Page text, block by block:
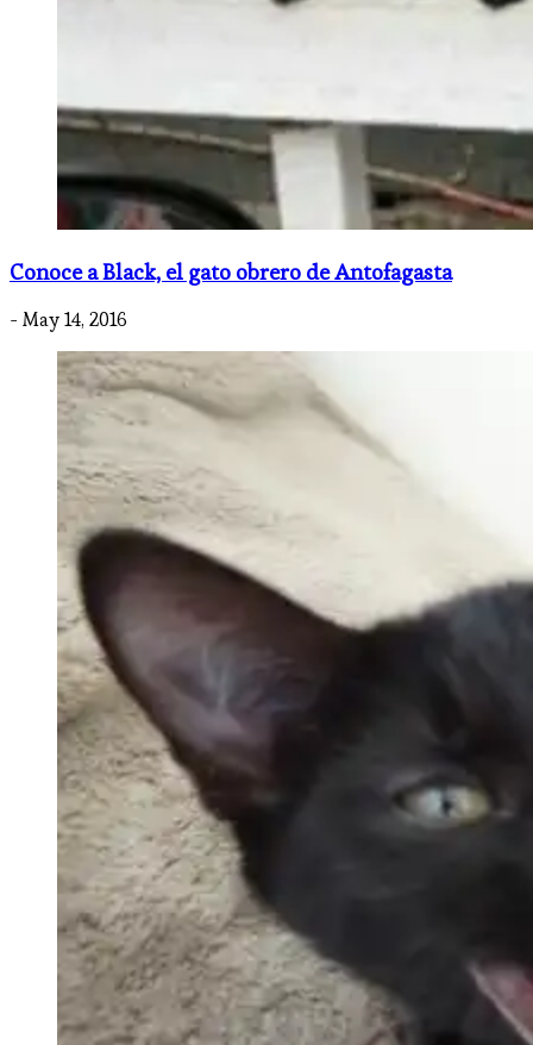
Conoce a Black, el gato obrero de Antofagasta
- May 14, 2016